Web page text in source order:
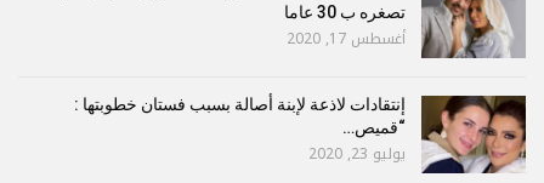
تصغره ب 30 عاما
أغسطس 17, 2020
إنتقادات لاذعة لإبنة أصالة بسبب فستان خطوبتها :
“قميص…
يوليو 23, 2020